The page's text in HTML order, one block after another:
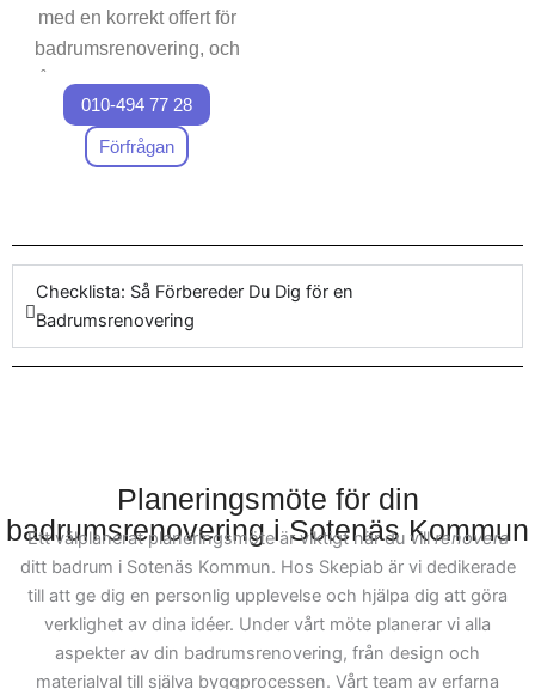
handlar om attrenovera
badrummed ett fokus på
med en korrekt offert för
badrumsrenovering, och
våra experter ser till att du
får den mest klara och
tydliga erbjudandet.
Oavsett om du ser fram
designprojekt, så är vi här
för att hjälpa. För att
underlätta varje steg i
olika projekt och arbetar
med att möta specifika
krav för
badrumsrenovering i
Sotenäs Kommun. Vår
målsättning är att genom
hela arbetet hjälpa våra
010-494 77 28
Förfrågan
Checklista: Så Förbereder Du Dig för en
Badrumsrenovering
Planeringsmöte för din
badrumsrenovering i Sotenäs Kommun
Ett välplanerat planeringsmöte är viktigt när du villrenovera
ditt badrum i Sotenäs Kommun. Hos Skepiab är vi dedikerade
till att ge dig en personlig upplevelse och hjälpa dig att göra
verklighet av dina idéer. Under vårt möte planerar vi alla
aspekter av din badrumsrenovering, från design och
materialval till själva byggprocessen. Vårt team av erfarna